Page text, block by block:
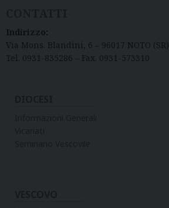
Indirizzo:
Via Mons. Blandini, 6 – 96017 NOTO (SR)
Tel. 0931-835286 – Fax. 0931-573310